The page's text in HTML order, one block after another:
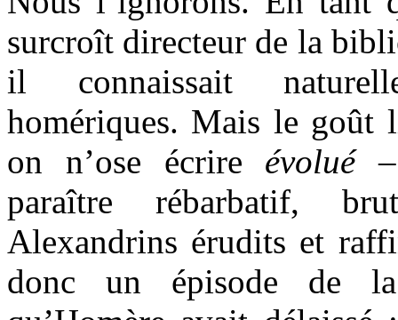
surcroît directeur de la
il connaissait
homériques. Mais le goût
on n’ose écrire évolué–
paraître rébarbatif,
Alexandrins érudits et
donc un épisode de la